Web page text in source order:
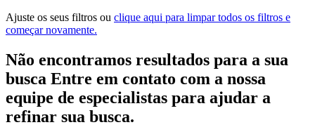
Ajuste os seus filtros ou clique aqui para limpar todos os filtros e
começar novamente.
Não encontramos resultados para a sua
busca Entre em contato com a nossa
equipe de especialistas para ajudar a
refinar sua busca.